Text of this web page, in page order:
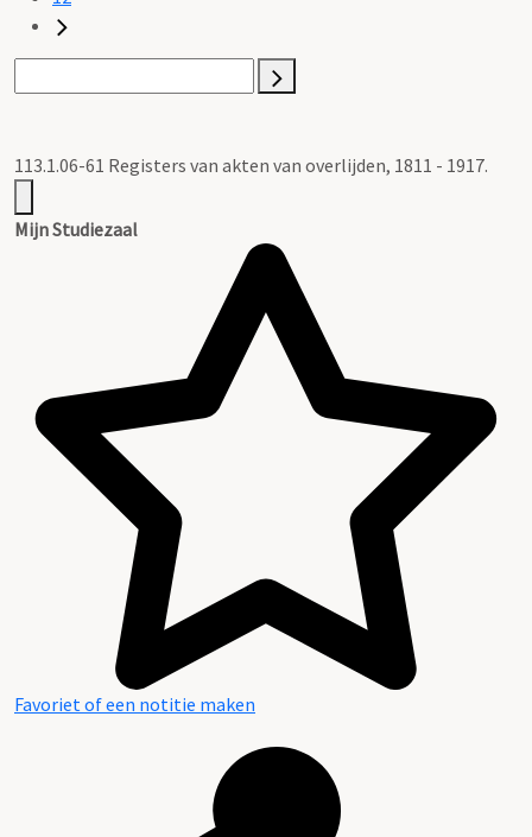
113.1.06-61 Registers van akten van overlijden, 1811 - 1917.
Mijn Studiezaal
Favoriet of een notitie maken